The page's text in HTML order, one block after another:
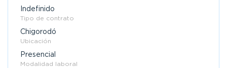
Indefinido
Tipo de contrato
Chigorodó
Ubicación
Presencial
Modalidad laboral